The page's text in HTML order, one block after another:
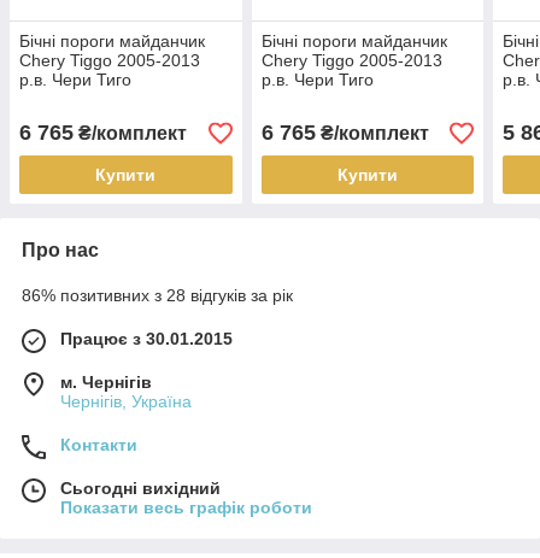
Бічні пороги майданчик
Chery Tiggo 2005-2013
р.в. Чери Тиго
6 765 ₴/комплект
Купити
Бічні пороги майданчик
Chery Tiggo 2005-2013
р.в. Чери Тиго
6 765₴/комплект
Купити
р.в.
5
Про нас
86% позитивних з 28 відгуків за рік
Працює з 30.01.2015
м. Чернігів
Чернігів, Україна
Контакти
Сьогодні вихідний
Показати весь графік роботи